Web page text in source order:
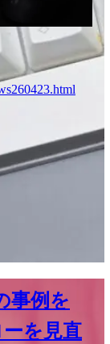
事例を
を見直